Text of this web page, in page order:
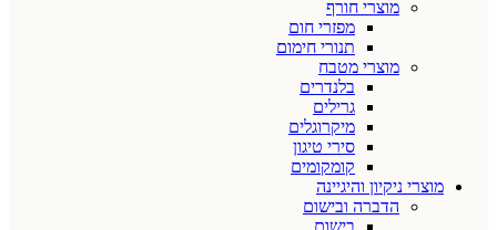
מוצרי חורף
מפזרי חום
תנורי חימום
מוצרי מטבח
בלנדרים
גרילים
מיקרוגלים
סירי טיגון
קומקומים
מוצרי ניקיון והיגיינה
הדברה ובישום
בישום